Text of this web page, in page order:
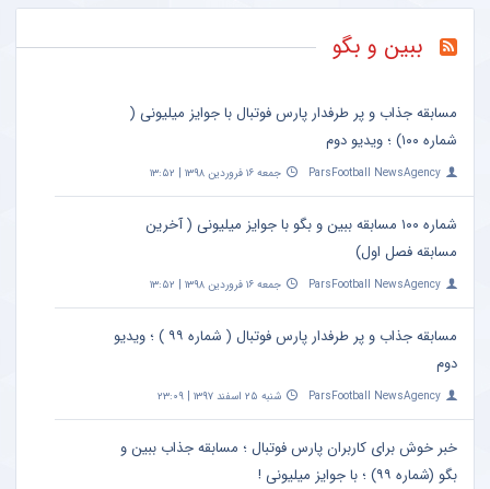
ببین و بگو
مسابقه جذاب و پر طرفدار پارس فوتبال با جوایز میلیونی (
شماره ۱۰۰) ؛ ویدیو دوم
ParsFootball NewsAgency جمعه ۱۶ فروردین ۱۳۹۸ | ۱۳:۵۲
شماره ۱۰۰ مسابقه ببین و بگو با جوایز میلیونی ( آخرین
مسابقه فصل اول)
ParsFootball NewsAgency جمعه ۱۶ فروردین ۱۳۹۸ | ۱۳:۵۲
مسابقه جذاب و پر طرفدار پارس فوتبال ( شماره ۹۹ ) ؛ ویدیو
دوم
ParsFootball NewsAgency شنبه ۲۵ اسفند ۱۳۹۷ | ۲۳:۰۹
خبر خوش برای کاربران پارس فوتبال ؛ مسابقه جذاب ببین و
بگو (شماره ۹۹) ؛ با جوایز میلیونی !